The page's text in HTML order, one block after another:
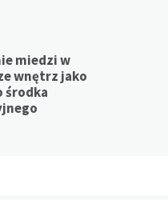
miedzi w
wnętrz jako
środka